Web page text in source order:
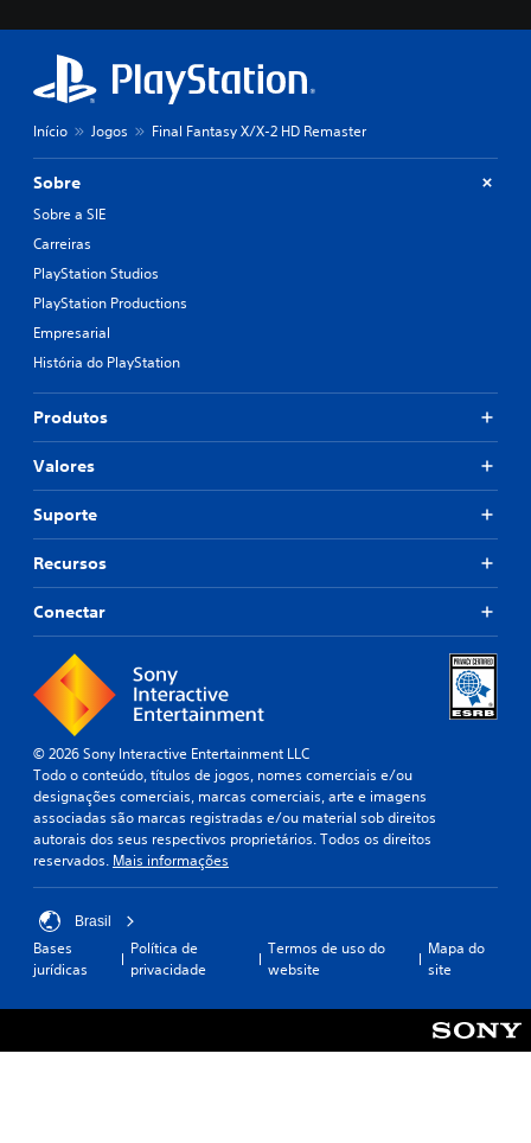
Início Jogos Final Fantasy X/X-2 HD Remaster
Sobre
Sobre a SIE
Carreiras
PlayStation Studios
PlayStation Productions
Empresarial
História do PlayStation
Produtos
Valores
Suporte
Recursos
Conectar
© 2026 Sony Interactive Entertainment LLC
Todo o conteúdo, títulos de jogos, nomes comerciais e/ou
designações comerciais, marcas comerciais, arte e imagens
associadas são marcas registradas e/ou material sob direitos
autorais dos seus respectivos proprietários. Todos os direitos
reservados. Mais informações
Brasil
Bases
jurídicas
Política de
privacidade
Termos de uso do
website
Mapa do
site